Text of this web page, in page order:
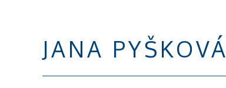
JANA PYŠKOVÁ